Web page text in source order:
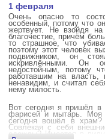
1 февраля
Очень опасно то
особенный, потому что
жертвует. Не взойдя
благочестие, причём
то страшное, что
поэтому этот человек
подвижником, он
искривлёнными. Он
недостойным, потому
работавшим на
ненавидим, и считал
нему милость.
Вот сегодня я пришёл
фарисей и мытарь. Моя
сегодня вошёл в
Совлекая с себя
одежды? Имеется в виду